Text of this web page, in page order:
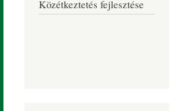
Közétkeztetés fejlesztése